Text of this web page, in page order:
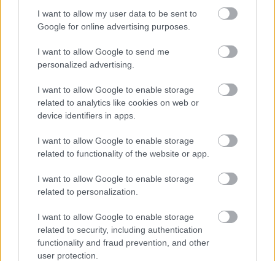
I want to allow my user data to be sent to
Google for online advertising purposes.
I want to allow Google to send me
personalized advertising.
I want to allow Google to enable storage
related to analytics like cookies on web or
device identifiers in apps.
I want to allow Google to enable storage
related to functionality of the website or app.
I want to allow Google to enable storage
related to personalization.
I want to allow Google to enable storage
related to security, including authentication
functionality and fraud prevention, and other
user protection.
A polgármester szerint az idei Anna-bál iránt
is rendkívüli volt az érdeklődés, az Anna
Grand Hotel zsúfolásig megtelt - közel 500-
szerinte is "hihetetlenül erős" volt a
szépségek mezőnye. Itt vesztesek nincsenek,
a hölgyek valamennyien gyönyörűek,
mondta a város polgármestere.
Divat Lavór